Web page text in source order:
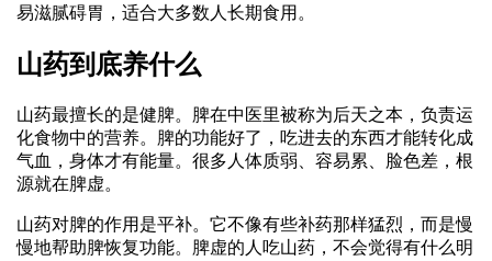
易滋腻碍胃，适合大多数人长期食用。
山药到底养什么
山药最擅长的是健脾。脾在中医里被称为后天之本，负责运
化食物中的营养。脾的功能好了，吃进去的东西才能转化成
气血，身体才有能量。很多人体质弱、容易累、脸色差，根
源就在脾虚。
山药对脾的作用是平补。它不像有些补药那样猛烈，而是慢
慢地帮助脾恢复功能。脾虚的人吃山药，不会觉得有什么明